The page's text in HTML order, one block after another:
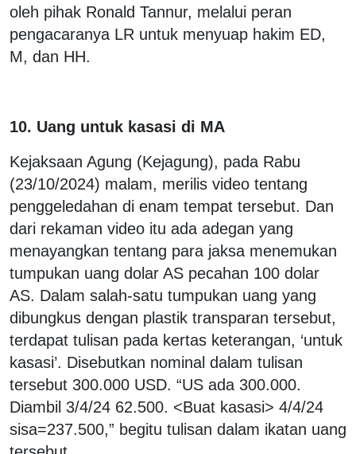
oleh pihak Ronald Tannur, melalui peran
pengacaranya LR untuk menyuap hakim ED,
M, dan HH.
10. Uang untuk kasasi di MA
Kejaksaan Agung (Kejagung), pada Rabu
(23/10/2024) malam, merilis video tentang
penggeledahan di enam tempat tersebut. Dan
dari rekaman video itu ada adegan yang
menayangkan tentang para jaksa menemukan
tumpukan uang dolar AS pecahan 100 dolar
AS. Dalam salah-satu tumpukan uang yang
dibungkus dengan plastik transparan tersebut,
terdapat tulisan pada kertas keterangan, ‘untuk
kasasi’. Disebutkan nominal dalam tulisan
tersebut 300.000 USD. “US ada 300.000.
Diambil 3/4/24 62.500. <Buat kasasi> 4/4/24
sisa=237.500,” begitu tulisan dalam ikatan uang